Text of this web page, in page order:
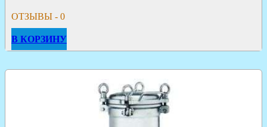
ОТЗЫВЫ - 0
В КОРЗИНУ